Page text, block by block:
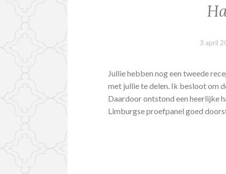
3 april
Jullie hebben nog een tweede
met jullie te delen. Ik besloot om
Daardoor ontstond een heerlijke
Limburgse proefpanel goed